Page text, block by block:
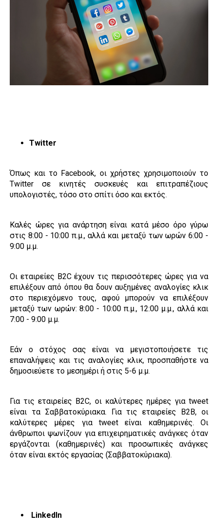
Twitter
Όπως και το Facebook, οι χρήστες χρησιμοποιούν το
Twitter σε κινητές συσκευές και επιτραπέζιους
υπολογιστές, τόσο στο σπίτι όσο και εκτός.
Καλές ώρες για ανάρτηση είναι κατά μέσο όρο γύρω
στις 8:00 - 10:00 π.μ., αλλά και μεταξύ των ωρών 6:00 -
9:00 μ.μ.
Οι εταιρείες B2C έχουν τις περισσότερες ώρες για να
επιλέξουν από όπου θα δουν αυξημένες αναλογίες κλικ
στο περιεχόμενο τους, αφού μπορούν να επιλέξουν
μεταξύ των ωρών: 8:00 - 10:00 π.μ., 12:00 μ.μ., αλλά και
7:00 - 9:00 μ.μ.
Εάν ο στόχος σας είναι να μεγιστοποιήσετε τις
επαναλήψεις και τις αναλογίες κλικ, προσπαθήστε να
δημοσιεύετε το μεσημέρι ή στις 5-6 μ.μ.
Για τις εταιρείες B2C, οι καλύτερες ημέρες για tweet
είναι τα Σαββατοκύριακα. Για τις εταιρείες B2B, οι
καλύτερες μέρες για tweet είναι καθημερινές. Οι
άνθρωποι ψωνίζουν για επιχειρηματικές ανάγκες όταν
εργάζονται (καθημερινές) και προσωπικές ανάγκες
όταν είναι εκτός εργασίας (Σαββατοκύριακα).
LinkedIn